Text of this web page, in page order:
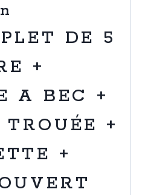
DE 5
+
A BEC +
+
+